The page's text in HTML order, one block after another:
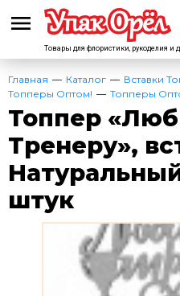
Товары для флористики, рукоделия и
Главная Каталог
Вставки
Топперы Оптом!
Топперы
Топпер
Тренеру»,
штук